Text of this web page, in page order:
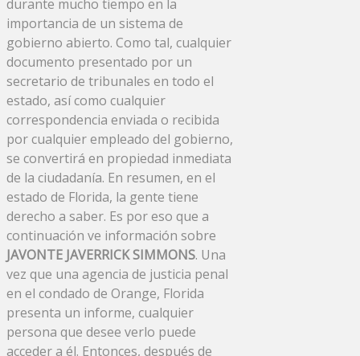
durante mucho tiempo en la
importancia de un sistema de
gobierno abierto. Como tal, cualquier
documento presentado por un
secretario de tribunales en todo el
estado, así como cualquier
correspondencia enviada o recibida
por cualquier empleado del gobierno,
se convertirá en propiedad inmediata
de la ciudadanía. En resumen, en el
estado de Florida, la gente tiene
derecho a saber. Es por eso que a
continuación ve información sobre
JAVONTE JAVERRICK SIMMONS. Una
vez que una agencia de justicia penal
en el condado de Orange, Florida
presenta un informe, cualquier
persona que desee verlo puede
acceder a él. Entonces, después de